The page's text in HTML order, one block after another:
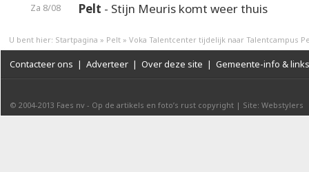
Za 8/08 Pelt - Stijn Meuris komt weer thuis
U bent hier: Startpagina » Pelt » Voka Talentcenter tijdelijk naar Talentcampus
Contacteer ons | Adverteer | Over deze site | Gemeente-info & links
© 2004-2013 Faes nv - Op de artikels en foto’s rust copyright | Site: Webstylers